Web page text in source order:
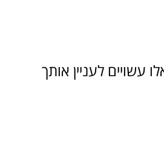
עשויים לעניין אותך